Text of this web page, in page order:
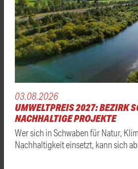
03.08.2026
UMWELTPREIS 2027: BEZIRK
NACHHALTIGE PROJEKTE
Wer sich in Schwaben für Natur,
Nachhaltigkeit einsetzt, kann sich